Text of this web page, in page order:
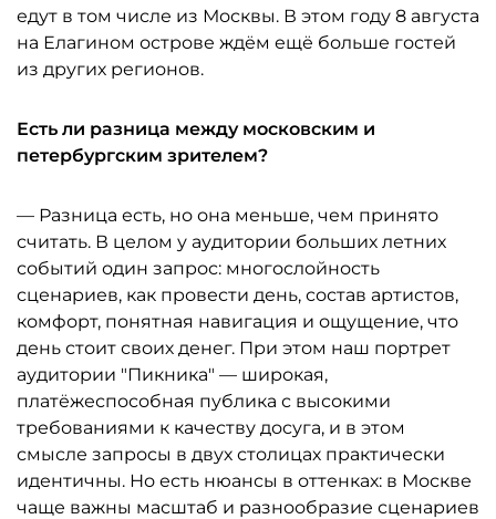
едут в том числе из Москвы. В этом году 8 августа
на Елагином острове ждём ещё больше гостей
из других регионов.
Есть ли разница между московским и
петербургским зрителем?
— Разница есть, но она меньше, чем принято
считать. В целом у аудитории больших летних
событий один запрос: многослойность
сценариев, как провести день, состав артистов,
комфорт, понятная навигация и ощущение, что
день стоит своих денег. При этом наш портрет
аудитории "Пикника" — широкая,
платёжеспособная публика с высокими
требованиями к качеству досуга, и в этом
смысле запросы в двух столицах практически
идентичны. Но есть нюансы в оттенках: в Москве
чаще важны масштаб и разнообразие сценариев